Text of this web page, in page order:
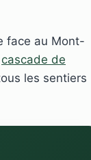
face au Mont-
cascade de
les sentiers